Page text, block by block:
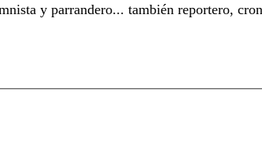
y parrandero... también reportero,